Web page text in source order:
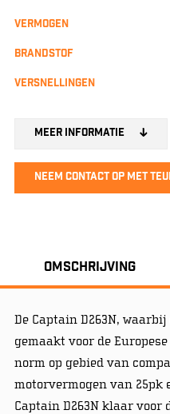
vermogen
brandstof
versnellingen
Meer informatie
Neem contact op met
Omschrijving
De Captain D263N,
gemaakt voor de
norm op gebied van
motorvermogen van 25pk
Captain D263N klaar voor